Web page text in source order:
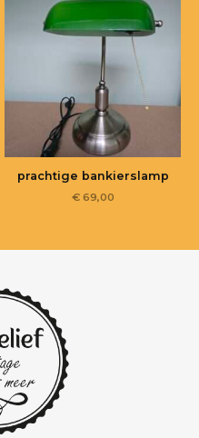
prachtige bankierslamp
€69,00